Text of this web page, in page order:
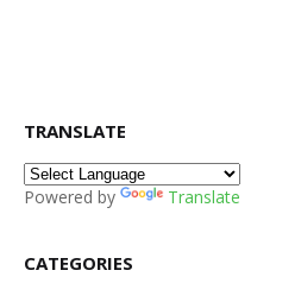
TRANSLATE
Powered by Translate
CATEGORIES